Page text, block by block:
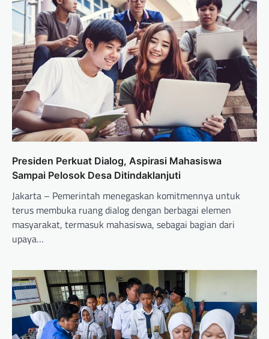
Presiden Perkuat Dialog, Aspirasi Mahasiswa
Sampai Pelosok Desa Ditindaklanjuti
Jakarta – Pemerintah menegaskan komitmennya untuk
terus membuka ruang dialog dengan berbagai elemen
masyarakat, termasuk mahasiswa, sebagai bagian dari
upaya…